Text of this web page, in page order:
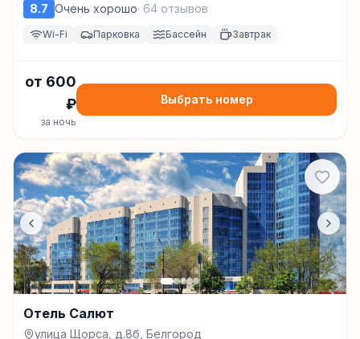
8.7 Очень хорошо· 64 отзывов
Wi-Fi Парковка Бассейн Завтрак
от 600
₽
за ночь
Выбрать номер
Отель Салют
улица Щорса, д.8б, Белгород